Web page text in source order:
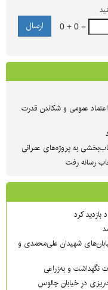
0 + 0 =
عمومی و شکاندن قدرت
به پروژه‌های عمرانی
رسانه رفت
شهیدان علی‌محمدی و
نگهداشت و به‌زراعی
در خیابان چالوس